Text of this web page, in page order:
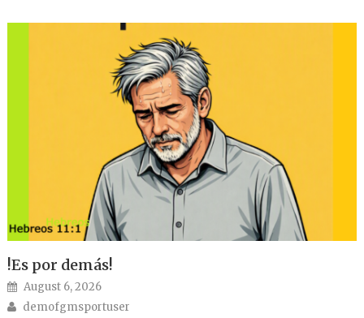
!Es por demás!
Posted on
August 6, 2026
Author
demofgmsportuser